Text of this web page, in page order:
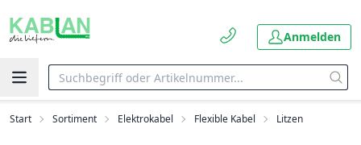
Anmelden
Start Sortiment Elektrokabel Flexible Kabel Litzen